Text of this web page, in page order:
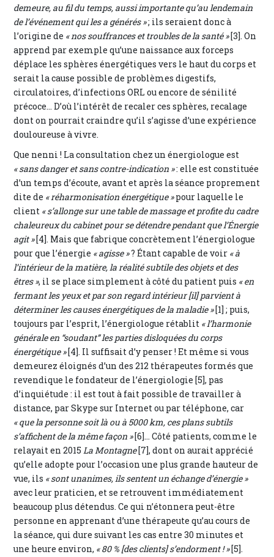
demeure, au fil du temps, aussi importante qu’au lendemain
de l’événement qui les a générés »; ils seraient donc à
l’origine de « nos souffrances et troubles de la santé »[3]. On
apprend par exemple qu’une naissance aux forceps
déplace les sphères énergétiques vers le haut du corps et
serait la cause possible de problèmes digestifs,
circulatoires, d’infections ORL ou encore de sénilité
précoce… D’où l’intérêt de recaler ces sphères, recalage
dont on pourrait craindre qu’il s’agisse d’une expérience
douloureuse à vivre.
Que nenni ! La consultation chez un énergiologue est
« sans danger et sans contre-indication »: elle est constituée
d’un temps d’écoute, avant et après la séance proprement
dite de « réharmonisation énergétique »pour laquelle le
client « s’allonge sur une table de massage et profite du cadre
chaleureux du cabinet pour se détendre pendant que l’Énergie
agit »[4]. Mais que fabrique concrètement l’énergiologue
pour que l’énergie « agisse »? Étant capable de voir « à
l’intérieur de la matière, la réalité subtile des objets et des
êtres », il se place simplement à côté du patient puis « en
fermant les yeux et par son regard intérieur [il] parvient à
déterminer les causes énergétiques de la maladie »[1] ; puis,
toujours par l’esprit, l’énergiologue rétablit « l’harmonie
générale en “soudant” les parties disloquées du corps
énergétique »[4]. Il suffisait d’y penser ! Et même si vous
demeurez éloignés d’un des 212 thérapeutes formés que
revendique le fondateur de l’énergiologie [5], pas
d’inquiétude : il est tout à fait possible de travailler à
distance, par Skype sur Internet ou par téléphone, car
« que la personne soit là ou à 5000 km, ces plans subtils
s’affichent de la même façon »[6]... Côté patients, comme le
relayait en 2015 La Montagne[7], dont on aurait apprécié
qu’elle adopte pour l’occasion une plus grande hauteur de
vue, ils « sont unanimes, ils sentent un échange d’énergie »
avec leur praticien, et se retrouvent immédiatement
beaucoup plus détendus. Ce qui n’étonnera peut-être
personne en apprenant d’une thérapeute qu’au cours de
la séance, qui dure suivant les cas entre 30 minutes et
une heure environ, « 80 % [des clients] s’endorment ! »[5].